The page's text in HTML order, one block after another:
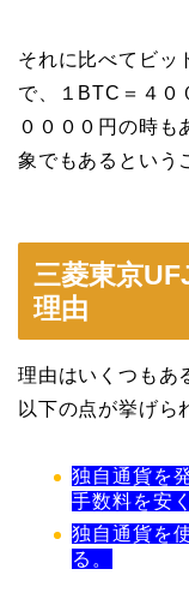
それに比べてビッ
で、１BTC＝４０
００００円の時も
象でもあるという
三菱東京
理由
理由はいくつもあ
以下の点が挙げら
独自通貨を
手数料を安
独自通貨を
る。